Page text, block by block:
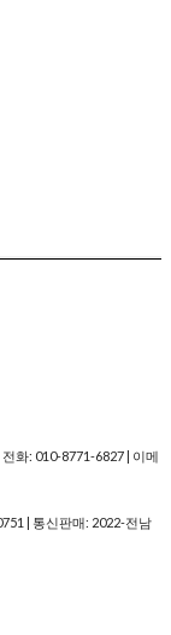
화: 010-8771-6827 | 이메
| 통신판매: 2022-전남